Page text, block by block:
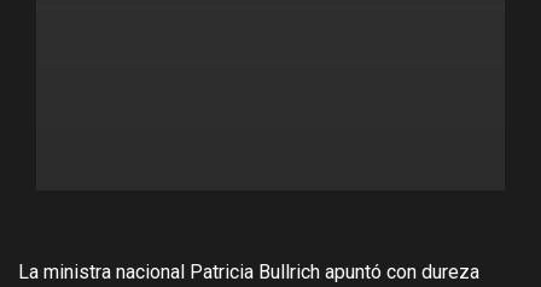
La ministra nacional Patricia Bullrich apuntó con dureza